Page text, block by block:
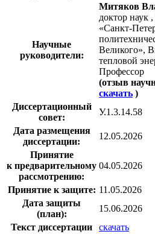
Научные
руководители:
Митяков
доктор наук
«Санкт-
Великого»,
тепловой
Профессор
(отзыв
скачать )
Диссертационный
совет:
У.1.3.14.58
Дата размещения
диссертации:
12.05.2026
Принятие
к предварительному
рассмотрению:
04.05.2026
Принятие к защите: 11.05.2026
Дата защиты
(план):
15.06.2026
Текст диссертации
скачать